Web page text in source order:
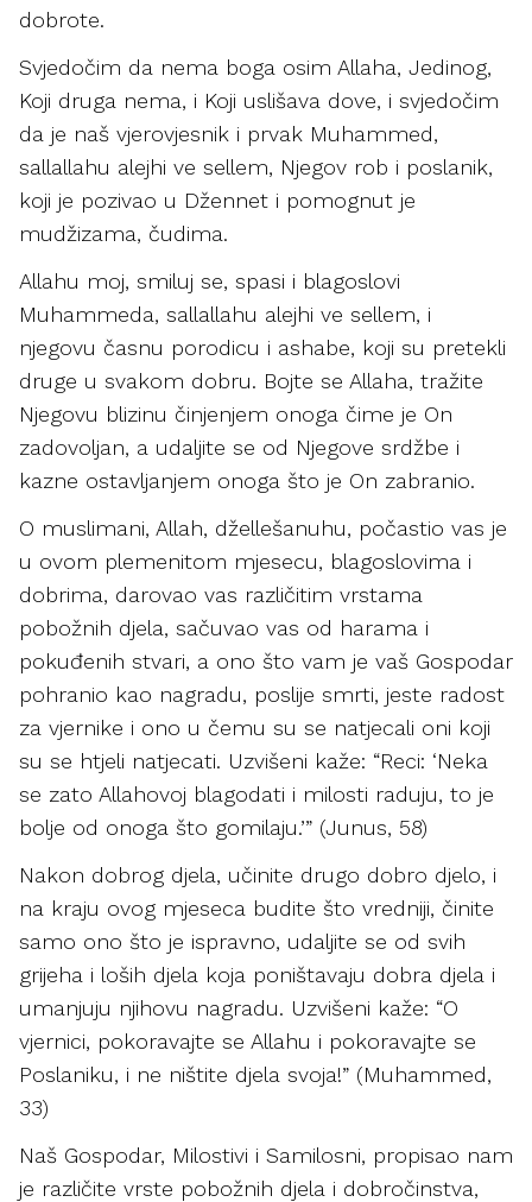
dobrote.
Svjedočim da nema boga osim Allaha, Jedinog,
Koji druga nema, i Koji uslišava dove, i svjedočim
da je naš vjerovjesnik i prvak Muhammed,
sallallahu alejhi ve sellem, Njegov rob i poslanik,
koji je pozivao u Džennet i pomognut je
mudžizama, čudima.
Allahu moj, smiluj se, spasi i blagoslovi
Muhammeda, sallallahu alejhi ve sellem, i
njegovu časnu porodicu i ashabe, koji su pretekli
druge u svakom dobru. Bojte se Allaha, tražite
Njegovu blizinu činjenjem onoga čime je On
zadovoljan, a udaljite se od Njegove srdžbe i
kazne ostavljanjem onoga što je On zabranio.
O muslimani, Allah, džellešanuhu, počastio vas je
u ovom plemenitom mjesecu, blagoslovima i
dobrima, darovao vas različitim vrstama
pobožnih djela, sačuvao vas od harama i
pokuđenih stvari, a ono što vam je vaš Gospodar
pohranio kao nagradu, poslije smrti, jeste radost
za vjernike i ono u čemu su se natjecali oni koji
su se htjeli natjecati. Uzvišeni kaže: “Reci: ‘Neka
se zato Allahovoj blagodati i milosti raduju, to je
bolje od onoga što gomilaju.’” (Junus, 58)
Nakon dobrog djela, učinite drugo dobro djelo, i
na kraju ovog mjeseca budite što vredniji, činite
samo ono što je ispravno, udaljite se od svih
grijeha i loših djela koja poništavaju dobra djela i
umanjuju njihovu nagradu. Uzvišeni kaže: “O
vjernici, pokoravajte se Allahu i pokoravajte se
Poslaniku, i ne ništite djela svoja!” (Muhammed,
33)
Naš Gospodar, Milostivi i Samilosni, propisao nam
je različite vrste pobožnih djela i dobročinstva,